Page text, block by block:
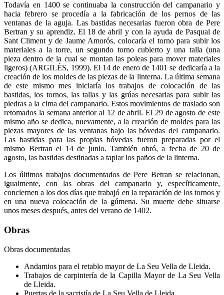
Todavía en 1400 se continuaba la construcción del campanario y
hacia febrero se procedía a la fabricación de los pernos de las
ventanas de la aguja. Las bastidas necesarias fueron obra de Pere
Bertran y su aprendiz. El 18 de abril y con la ayuda de Pasqual de
Sant Climent y de Jaume Amorós, colocaría el torno para subir los
materiales a la torre, un segundo torno cubierto y una talla (una
pieza dentro de la cual se montan las poleas para mover materiales
ligeros) (ARGILÉS, 1999). El 14 de enero de 1401 se dedicaría a la
creación de los moldes de las piezas de la linterna. La última semana
de este mismo mes iniciaría los trabajos de colocación de las
bastidas, los tornos, las tallas y las grúas necesarias para subir las
piedras a la cima del campanario. Estos movimientos de traslado son
retomados la semana anterior al 12 de abril. El 29 de agosto de este
mismo año se dedica, nuevamente, a la creación de moldes para las
piezas mayores de las ventanas bajo las bóvedas del campanario.
Las bastidas para las propias bóvedas fueron preparadas por el
mismo Bertran el 14 de junio. También obró, a fecha de 20 de
agosto, las bastidas destinadas a tapiar los paños de la linterna.
Los últimos trabajos documentados de Pere Betran se relacionan,
igualmente, con las obras del campanario y, específicamente,
conciernen a los dos días que trabajó en la reparación de los tornos y
en una nueva colocación de la gúmena. Su muerte debe situarse
unos meses después, antes del verano de 1402.
Obras
Obras documentadas
Andamios para el retablo mayor de La Seu Vella de Lleida.
Trabajos de carpintería de la Capilla Mayor de La Seu Vella
de Lleida.
Puertas de la sacristía de La Seu Vella de Lleida.